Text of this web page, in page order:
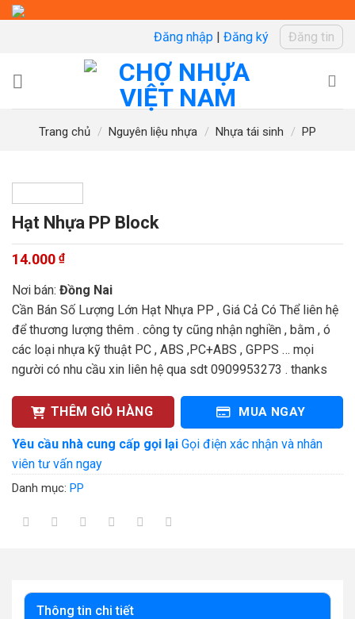
Skip
Đăng nhập | Đăng ký Đăng tin
Trang chủ / Nguyên liệu nhựa / Nhựa tái sinh / PP
Hạt Nhựa PP Block
14.000 ₫
Nơi bán: Đồng Nai
Cần Bán Số Lượng Lớn Hạt Nhựa PP , Giá Cả Có Thể liên hệ
để thương lượng thêm . công ty cũng nhận nghiền , bằm , ó
các loại nhựa kỹ thuật PC , ABS ,PC+ABS , GPPS … mọi
người có nhu cầu xin liên hệ qua sdt 0909953273 . thanks
THÊM GIỎ HÀNG MUA NGAY
Yêu cầu nhà cung cấp gọi lại Gọi điện xác nhận và nhân
viên tư vấn ngay
Danh mục: PP
Thông tin chi tiết